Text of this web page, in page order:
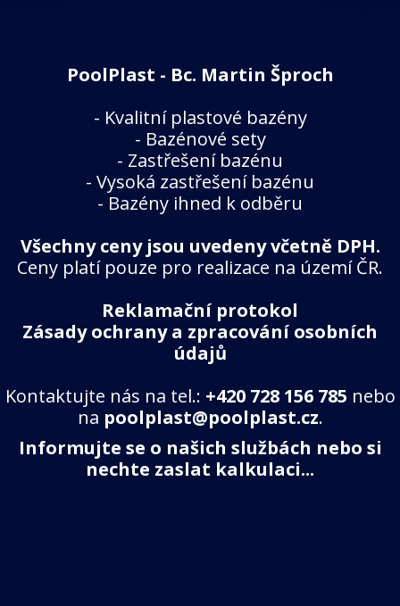
PoolPlast - Bc. Martin Šproch
-Kvalitní plastové bazény
-Bazénové sety
-Zastřešení bazénu
-Vysoká zastřešení bazénu
-Bazény ihned k odběru
Všechny ceny jsou uvedeny včetně DPH.
Ceny platí pouze pro realizace na území ČR.
Reklamační protokol
Zásady ochrany a zpracování osobních
údajů
Kontaktujte nás na tel.:+420 728 156 785nebo
napoolplast@poolplast.cz.
Informujte se o našich službách nebo si
nechte zaslat kalkulaci...